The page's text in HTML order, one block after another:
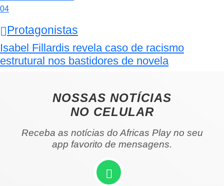
04
Protagonistas
Isabel Fillardis revela caso de racismo
estrutural nos bastidores de novela
NOSSAS NOTÍCIAS
NO CELULAR
Receba as notícias do Africas Play no seu
app favorito de mensagens.